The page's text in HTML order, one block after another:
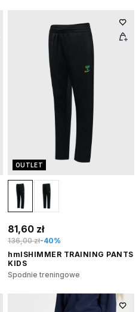
OUTLET
81,60 zł
136,00 zł-40%
hmlSHIMMER TRAINING PANTS
KIDS
Spodnie treningowe